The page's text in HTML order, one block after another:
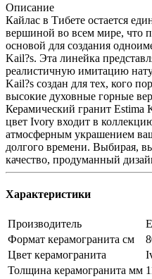
Описание
Кайлас в Тибете остается
вершиной во всем мире, что
основой для создания
Kail?s. Эта линейка
реалистичную имитацию
Kail?s создан для тех, кого
высокие духовные горные
Керамический гранит
цвет Ivory входит в
атмосферным украшением
долгого времени. Выбирая,
качество, продуманный
Характеристики
Производитель
Формат керамогранита см
Цвет керамогранита
Толщина керамогранита мм